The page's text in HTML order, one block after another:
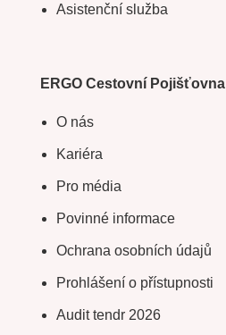
Asistenční služba
ERGO Cestovní Pojišťovna
O nás
Kariéra
Pro média
Povinné informace
Ochrana osobních údajů
Prohlášení o přístupnosti
Audit tendr 2026